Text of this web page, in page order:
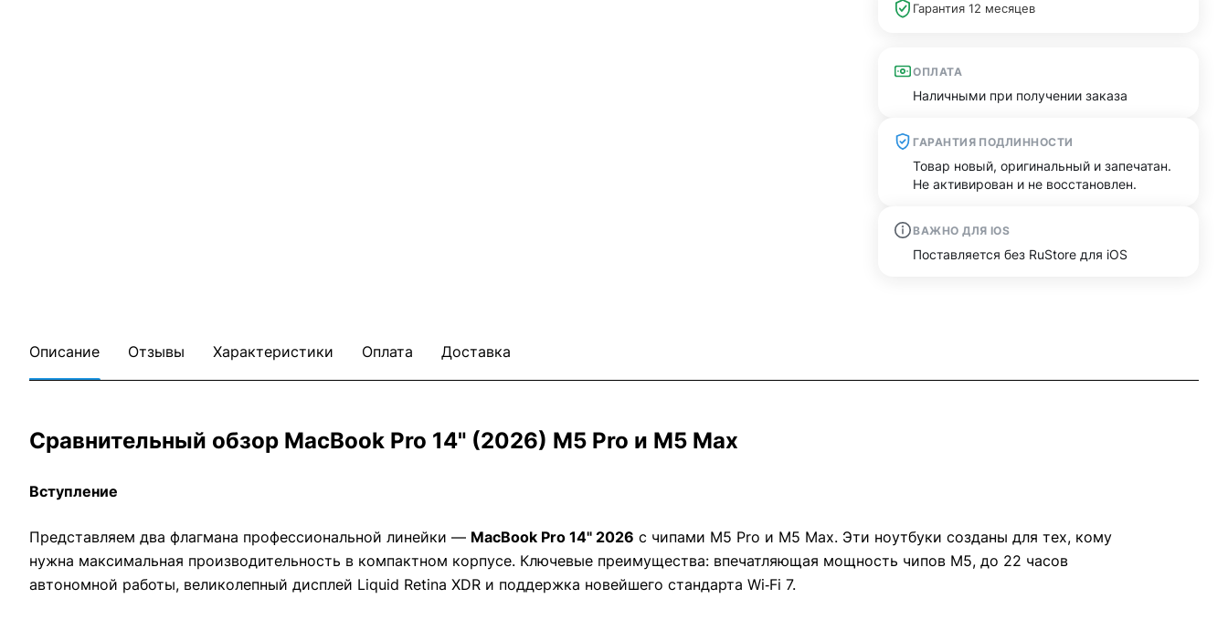
Гарантия 12 месяцев
ОПЛАТА
Наличными при получении заказа
ГАРАНТИЯ ПОДЛИННОСТИ
Товар новый, оригинальный и запечатан.
Не активирован и не восстановлен.
ВАЖНО ДЛЯ IOS
Поставляется без RuStore для iOS
Описание Отзывы Характеристики Оплата Доставка
Сравнительный обзор MacBook Pro 14" (2026) M5 Pro и M5 Max
Вступление
Представляем два флагмана профессиональной линейки — MacBook Pro 14" 2026 с чипами M5 Pro и M5 Max. Эти ноутбуки созданы для тех, кому
нужна максимальная производительность в компактном корпусе. Ключевые преимущества: впечатляющая мощность чипов M5, до 22 часов
автономной работы, великолепный дисплей Liquid Retina XDR и поддержка новейшего стандарта Wi‑Fi 7.